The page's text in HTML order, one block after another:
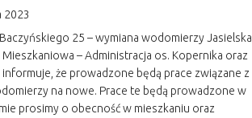
2023
25 – wymiana wodomierzy Jasielska
Mieszkaniowa – Administracja os. Kopernika oraz
informuje, że prowadzone będą prace związane z
na nowe. Prace te będą prowadzone w
prosimy o obecność w mieszkaniu oraz